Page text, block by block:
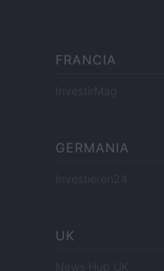
FRANCIA
InvestirMag
GERMANIA
Investieren24
UK
News Hub UK